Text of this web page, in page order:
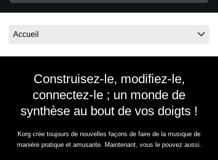
A propos de Korg
Construisez-le, modifiez-le,
connectez-le ; un monde de
synthèse au bout de vos doigts !
Korg crée toujours de nouvelles façons de faire de la musique de
manière pratique et amusante. Maintenant, vous le pouvez aussi.